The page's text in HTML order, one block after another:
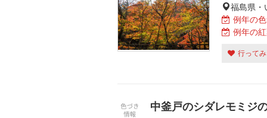
福島県・
例年の
例年の
行って
中釜戸のシダレモミジ